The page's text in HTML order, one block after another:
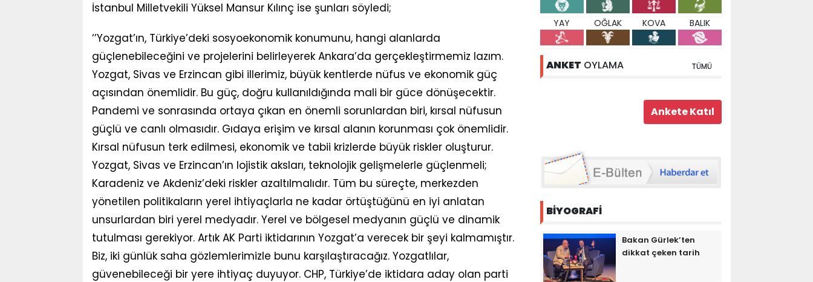
İstanbul Milletvekili Yüksel Mansur Kılınç ise şunları söyledi;
‘’Yozgat’ın, Türkiye’deki sosyoekonomik konumunu, hangi alanlarda
güçlenebileceğini ve projelerini belirleyerek Ankara’da gerçekleştirmemiz lazım.
Yozgat, Sivas ve Erzincan gibi illerimiz, büyük kentlerde nüfus ve ekonomik güç
açısından önemlidir. Bu güç, doğru kullanıldığında mali bir güce dönüşecektir.
Pandemi ve sonrasında ortaya çıkan en önemli sorunlardan biri, kırsal nüfusun
güçlü ve canlı olmasıdır. Gıdaya erişim ve kırsal alanın korunması çok önemlidir.
Kırsal nüfusun terk edilmesi, ekonomik ve tabii krizlerde büyük riskler oluşturur.
Yozgat, Sivas ve Erzincan’ın lojistik aksları, teknolojik gelişmelerle güçlenmeli;
Karadeniz ve Akdeniz’deki riskler azaltılmalıdır. Tüm bu süreçte, merkezden
yönetilen politikaların yerel ihtiyaçlarla ne kadar örtüştüğünü en iyi anlatan
unsurlardan biri yerel medyadır. Yerel ve bölgesel medyanın güçlü ve dinamik
tutulması gerekiyor. Artık AK Parti iktidarının Yozgat’a verecek bir şeyi kalmamıştır.
Biz, iki günlük saha gözlemlerimizle bunu karşılaştıracağız. Yozgatlılar,
güvenebileceği bir yere ihtiyaç duyuyor. CHP, Türkiye’de iktidara aday olan parti
YAY OĞLAK KOVA BALIK
ANKET OYLAMA TÜMÜ
BİYOGRAFİ
Bakan Gürlek’ten
dikkat çeken tarih